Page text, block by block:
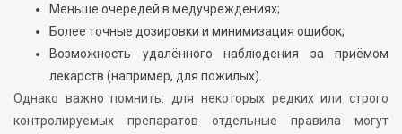
Меньше очередей в медучреждениях;
Более точные дозировки и минимизация ошибок;
Возможность удалённого наблюдения за приёмом
лекарств (например, для пожилых).
Однако важно помнить: для некоторых редких или строго
контролируемых препаратов отдельные правила могут